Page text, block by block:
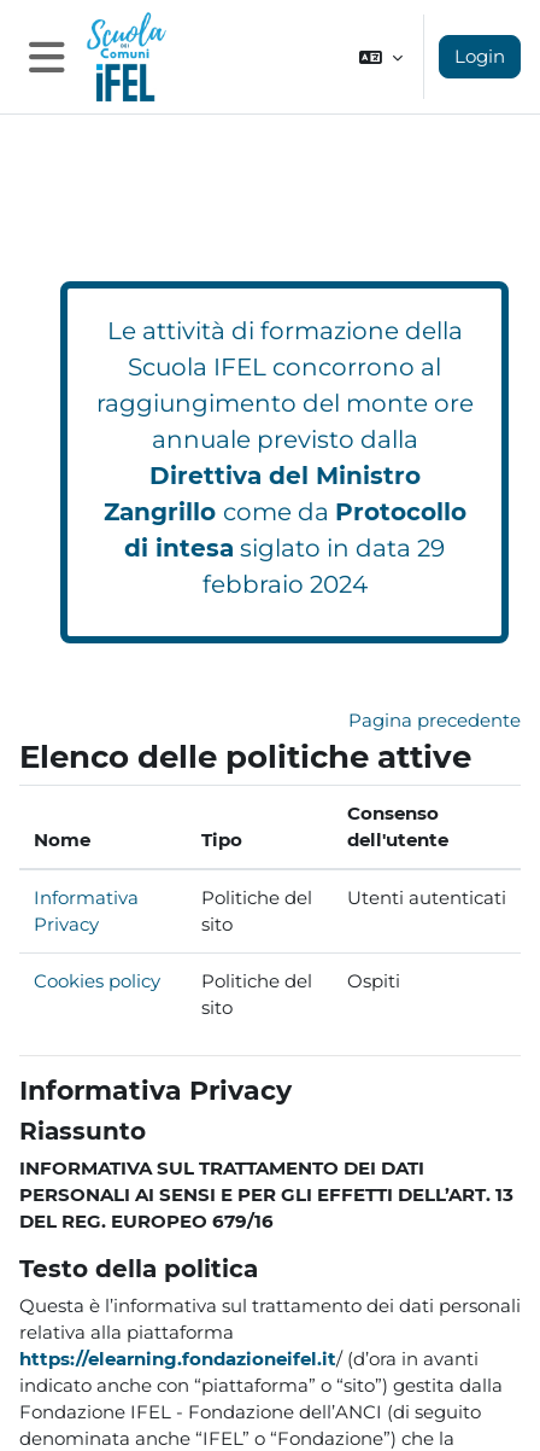
Vai al contenuto principale
Pannello laterale
Login
Le attività di formazione della
Scuola IFEL concorrono al
raggiungimento del monte ore
annuale previsto dalla
Direttiva del Ministro
Zangrillo come da Protocollo
di intesa siglato in data 29
febbraio 2024
Pagina precedente
Elenco delle politiche attive
Nome Tipo
Consenso
dell'utente
Informativa
Privacy
Politiche del
sito
Utenti autenticati
Cookies policy
Politiche del
sito
Ospiti
Informativa Privacy
Riassunto
INFORMATIVA SUL TRATTAMENTO DEI DATI
PERSONALI AI SENSI E PER GLI EFFETTI DELL’ART. 13
DEL REG. EUROPEO 679/16
Testo della politica
Questa è l’informativa sul trattamento dei dati personali
relativa alla piattaforma
https://elearning.fondazioneifel.it/ (d’ora in avanti
indicato anche con “piattaforma” o “sito”) gestita dalla
Fondazione IFEL - Fondazione dell’ANCI (di seguito
denominata anche “IFEL” o “Fondazione”) che la